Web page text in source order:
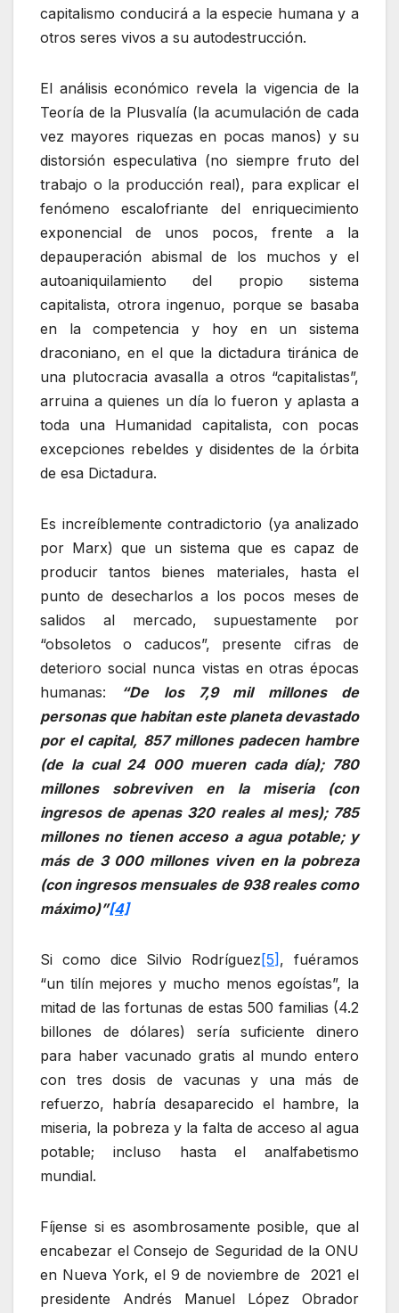
capitalismo conducirá a la especie humana y a
otros seres vivos a su autodestrucción.
El análisis económico revela la vigencia de la
Teoría de la Plusvalía (la acumulación de cada
vez mayores riquezas en pocas manos) y su
distorsión especulativa (no siempre fruto del
trabajo o la producción real), para explicar el
fenómeno escalofriante del enriquecimiento
exponencial de unos pocos, frente a la
depauperación abismal de los muchos y el
autoaniquilamiento del propio sistema
capitalista, otrora ingenuo, porque se basaba
en la competencia y hoy en un sistema
draconiano, en el que la dictadura tiránica de
una plutocracia avasalla a otros “capitalistas”,
arruina a quienes un día lo fueron y aplasta a
toda una Humanidad capitalista, con pocas
excepciones rebeldes y disidentes de la órbita
de esa Dictadura.
Es increíblemente contradictorio (ya analizado
por Marx) que un sistema que es capaz de
producir tantos bienes materiales, hasta el
punto de desecharlos a los pocos meses de
salidos al mercado, supuestamente por
“obsoletos o caducos”, presente cifras de
deterioro social nunca vistas en otras épocas
humanas:
“De los 7,9 mil millones de
personas que habitan este planeta devastado
por el capital, 857 millones padecen hambre
(de la cual 24 000 mueren cada día); 780
millones sobreviven en la miseria (con
ingresos de apenas 320 reales al mes); 785
millones no tienen acceso a agua potable; y
más de 3 000 millones viven en la pobreza
(con ingresos mensuales de 938 reales como
máximo)”[4]
Si como dice Silvio Rodríguez [5] , fuéramos
“un tilín mejores y mucho menos egoístas”, la
mitad de las fortunas de estas 500 familias (4.2
billones de dólares) sería suficiente dinero
para haber vacunado gratis al mundo entero
con tres dosis de vacunas y una más de
refuerzo, habría desaparecido el hambre, la
miseria, la pobreza y la falta de acceso al agua
potable; incluso hasta el analfabetismo
mundial.
Fíjense si es asombrosamente posible, que al
encabezar el Consejo de Seguridad de la ONU
en Nueva York, el 9 de noviembre de 2021 el
presidente Andrés Manuel López Obrador